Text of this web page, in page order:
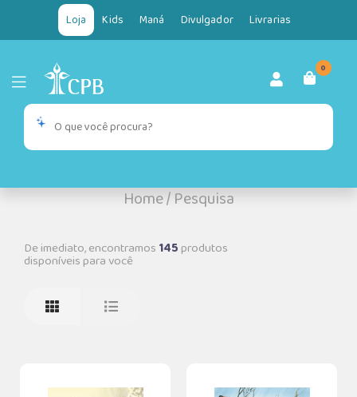
Loja Kids Maná Divulgador Livrarias
0
Home/Pesquisa
De imediato, encontramos 145produtos
disponíveis para você